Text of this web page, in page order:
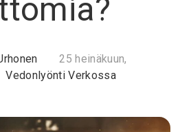
25 heinäkuun,
Vedonlyönti Verkossa